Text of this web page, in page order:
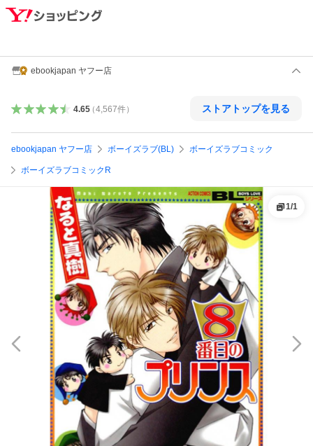
ebookjapan ヤフー店
4.65（4,567件） ストアトップを見る
ebookjapan ヤフー店 ボーイズラブ(BL) ボーイズラブコミック
ボーイズラブコミックR
1/1